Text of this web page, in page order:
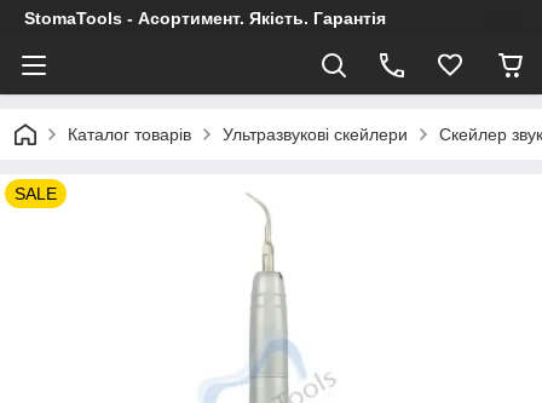
StomaTools - Асортимент. Якість. Гарантія
Каталог товарів Ультразвукові скейлери Скейлер
SALE